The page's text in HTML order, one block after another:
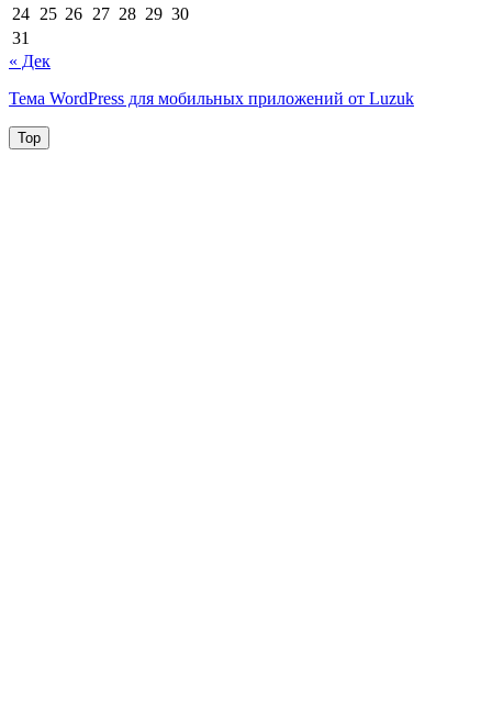
24 25 26 27 28 29 30
31
« Дек
Тема WordPress для мобильных приложений от Luzuk
Top